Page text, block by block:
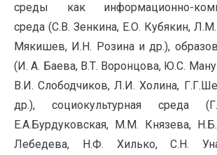
среды как информационно-
среда (С.В. Зенкина, Е.О. Кубякин,
Мякишев, И.Н. Розина и др.),
(И. А. Баева, В.Т. Воронцова, Ю.С.
В.И. Слободчиков, Л.И. Холина,
др.), социокультурная среда
Е.А.Бурдуковская, М.М. Князева,
Лебедева, Н.Ф. Хилько, С.Н.